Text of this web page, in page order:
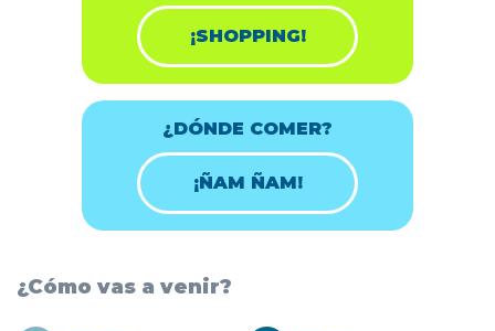
¡SHOPPING!
¿DÓNDE COMER?
¡ÑAM ÑAM!
¿Cómo vas a venir?